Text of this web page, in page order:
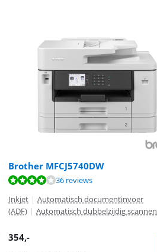
Brother MFCJ5740DW
36 reviews
Inkjet | Automatisch documentinvoer
(ADF) | Automatisch dubbelzijdig scannen
354,-